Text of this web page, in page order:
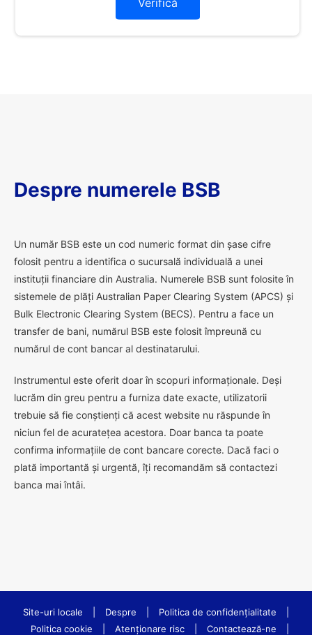
Verifică
Despre numerele BSB
Un număr BSB este un cod numeric format din șase cifre
folosit pentru a identifica o sucursală individuală a unei
instituții financiare din Australia. Numerele BSB sunt folosite în
sistemele de plăți Australian Paper Clearing System (APCS) și
Bulk Electronic Clearing System (BECS). Pentru a face un
transfer de bani, numărul BSB este folosit împreună cu
numărul de cont bancar al destinatarului.
Instrumentul este oferit doar în scopuri informaționale. Deși
lucrăm din greu pentru a furniza date exacte, utilizatorii
trebuie să fie conștienți că acest website nu răspunde în
niciun fel de acuratețea acestora. Doar banca ta poate
confirma informațiile de cont bancare corecte. Dacă faci o
plată importantă și urgentă, îți recomandăm să contactezi
banca mai întâi.
Site-uri locale Despre Politica de confidenţialitate
Politica cookie
Atenționare risc Contactează-ne